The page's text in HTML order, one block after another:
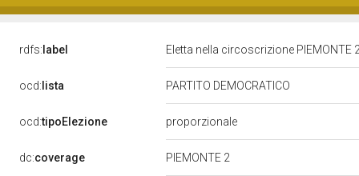
rdfs: label Eletta nella circoscrizione PIEMONTE
ocd: lista PARTITO DEMOCRATICO
ocd:tipoElezione proporzionale
dc:coverage PIEMONTE 2